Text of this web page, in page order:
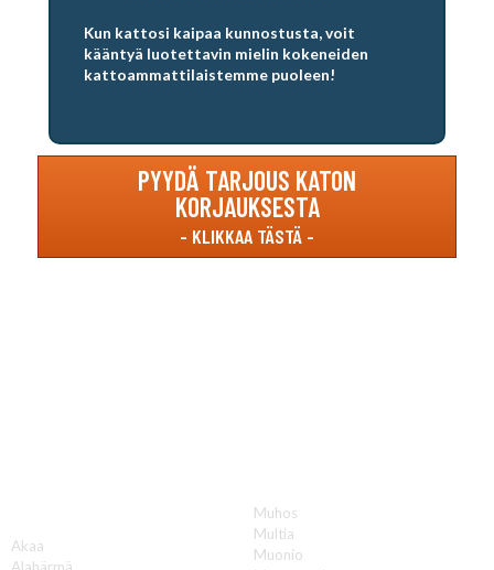
Kun kattosi kaipaa kunnostusta, voit
kääntyä luotettavin mielin kokeneiden
kattoammattilaistemme puoleen!
PYYDÄ TARJOUS KATON
KORJAUKSESTA
Akaa
Muhos
Multia
Muonio